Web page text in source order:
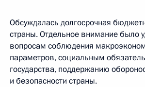
Обсуждалась долгосрочная
страны. Отдельное внимание было
вопросам соблюдения
параметров, социальным
государства, поддержанию
и безопасности страны.